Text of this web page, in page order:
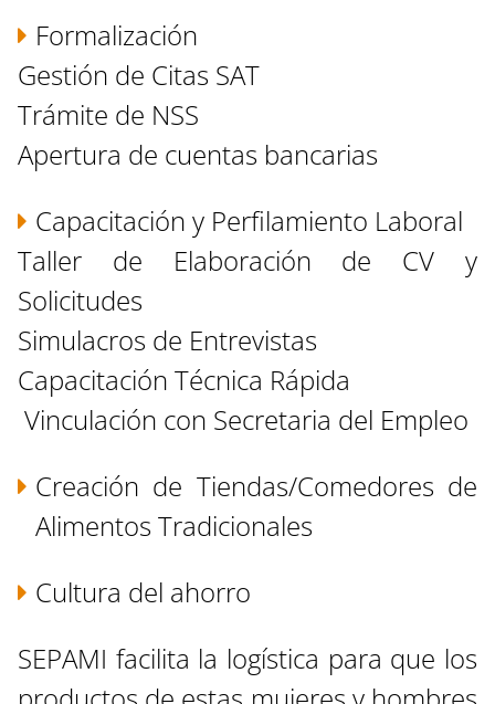
Formalización
Gestión de Citas SAT
Trámite de NSS
Apertura de cuentas bancarias
Capacitación y Perfilamiento Laboral
Taller de Elaboración de CV y
Solicitudes
Simulacros de Entrevistas
Capacitación Técnica Rápida
Vinculación con Secretaria del Empleo
Creación de Tiendas/Comedores de
Alimentos Tradicionales
Cultura del ahorro
SEPAMI facilita la logística para que los